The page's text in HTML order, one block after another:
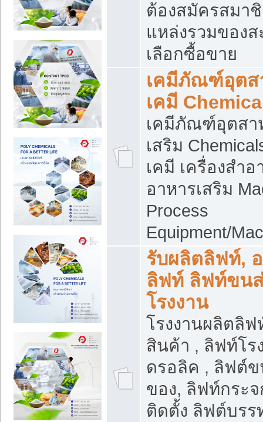
ต้องสมัครสมา
แหล่งรวมของ
เลือกซื้อขาย
เคมีภัณฑ์อุตส
เคมี
เคมีภัณฑ์อุตสา
เสริม
เคมี เครื่องสำ
อาหารเสริม
Process
Equipment/
รับผลิตลิฟท์,
ลิฟท์ ลิฟท์ขน
โรงงาน
โรงงานผลิตลิ
สินค้า , ลิฟท์โร
ดรอลิค , ลิฟต์
ของ, ลิฟท์กระ
ติดตั้ง ลิฟต์บร